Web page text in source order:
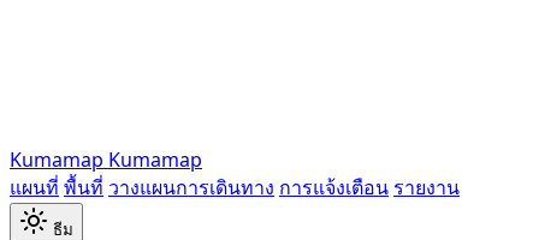
Kumamap Kumamap
แผนที่ พื้นที่ วางแผนการเดินทาง การแจ้งเตือน รายงาน
ธีม